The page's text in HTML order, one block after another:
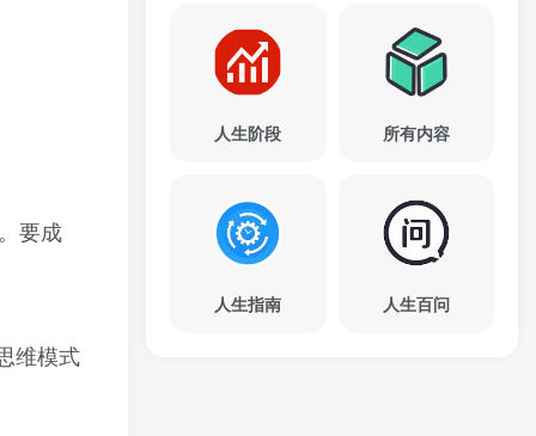
要成
维模式
人生阶段 所有内容
人生指南 人生百问